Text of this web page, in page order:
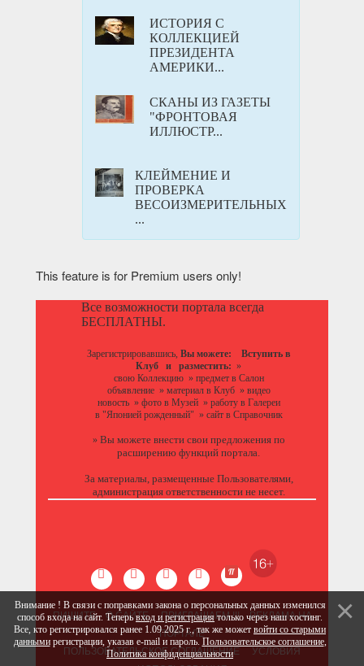
ИСТОРИЯ С
КОЛЛЕКЦИЕЙ
ПРЕЗИДЕНТА
АМЕРИКИ...
СКАНЫ ИЗ ГАЗЕТЫ
"ФРОНТОВАЯ
ИЛЛЮСТР...
КЛЕЙМЕНИЕ И
ПРОВЕРКА
ВЕСОИЗМЕРИТЕЛЬНЫХ
...
This feature is for Premium users only!
Все возможности портала всегда
БЕСПЛАТНЫ.
Зарегистрировавшись, Вы можете:
Вступить в
Клуб
и разместить: »
свою Коллекцию» предмет в Салон
объявление» материал в Клуб» видео
новость» фото в Музей» работу в Галереи
в "Японией рожденный" » сайт в Справочник
» Вы можете внести свои предложенияпо
расширению функций портала.
За материалы, размещенные Пользователями,
администрация ответственности не несет.
ПИШИТЕ О САЙТЕ ПРИГЛАШАЕМ !!! РЕКЛАМА НА
ПОРТАЛЕ
ПОЛЬЗОВАТЕЛЬСКОЕ СОГЛАШЕНИЕ
УСЛОВИЯ
Внимание ! В связи с поправками закона о персональных данных изменился
способ входа на сайт. Теперьвход и регистрациятолько через наш хостинг.
Все, кто регистрировался ранее 1.09.2025 г., так же может войти со старыми
даннымирегистрации, указав e-mail и пароль. Пользовательское соглашение,
Политика конфиденциальности